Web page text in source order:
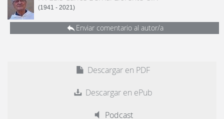
(1941 - 2021)
Enviar comentario al autor/a
Descargar en PDF
Descargar en ePub
Podcast